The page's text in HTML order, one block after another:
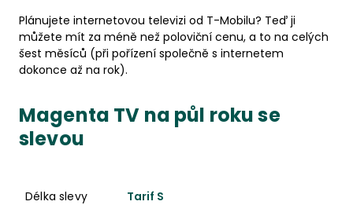
Plánujete internetovou televizi od T-Mobilu? Teď ji
můžete mít za méně než poloviční cenu, a to na celých
šest měsíců (při pořízení společně s internetem
dokonce až na rok).
Magenta TV na půl roku se
slevou
Délka slevy
Tarif S